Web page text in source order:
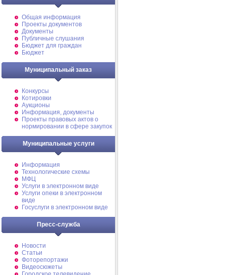
Общая информация
Проекты документов
Документы
Публичные слушания
Бюджет для граждан
Бюджет
Муниципальный заказ
Конкурсы
Котировки
Аукционы
Информация, документы
Проекты правовых актов о
нормировании в сфере закупок
Муниципальные услуги
Информация
Технологические схемы
МФЦ
Услуги в электронном виде
Услуги опеки в электронном
виде
Госуслуги в электронном виде
Пресс-служба
Новости
Статьи
Фоторепортажи
Видеосюжеты